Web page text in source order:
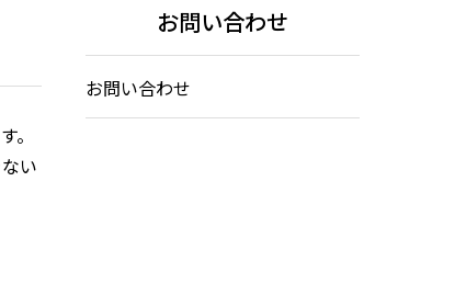
。
い
お問い合わせ
お問い合わせ